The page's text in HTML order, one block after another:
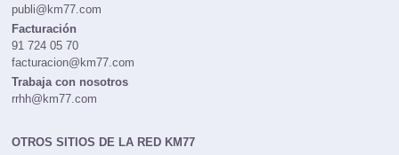
publi@km77.com
Facturación
91 724 05 70
facturacion@km77.com
Trabaja con nosotros
rrhh@km77.com
OTROS SITIOS DE LA RED KM77